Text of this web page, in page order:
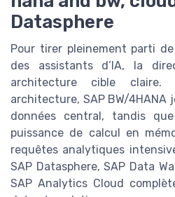
Datasphere
Pour tirer pleinement parti
des assistants d’IA, la
architecture cible
architecture, SAP BW/4HANA
données central, tandis
puissance de calcul en
requêtes analytiques
SAP Datasphere, SAP Data
SAP Analytics Cloud